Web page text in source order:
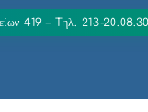
419 – Tηλ. 213-